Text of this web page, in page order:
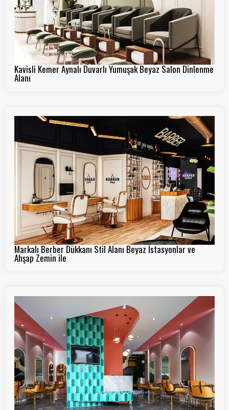
Kavisli Kemer Aynalı Duvarlı Yumuşak Beyaz Salon Dinlenme
Alanı
Markalı Berber Dükkanı Stil Alanı Beyaz İstasyonlar ve
Ahşap Zemin ile